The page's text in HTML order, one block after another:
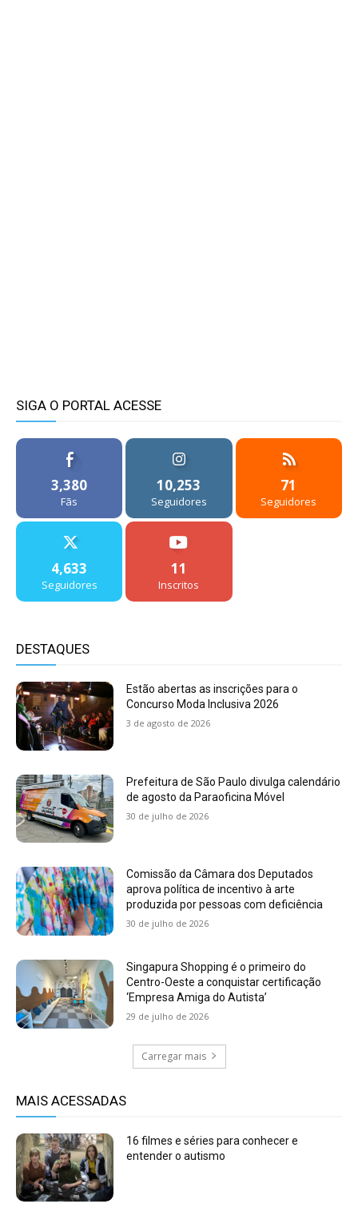
SIGA O PORTAL ACESSE
3,380
Fãs
10,253
Seguidores
71
Seguidores
4,633
Seguidores
11
Inscritos
DESTAQUES
Estão abertas as inscrições para o
Concurso Moda Inclusiva 2026
3 de agosto de 2026
Prefeitura de São Paulo divulga calendário
de agosto da Paraoficina Móvel
30 de julho de 2026
Comissão da Câmara dos Deputados
aprova política de incentivo à arte
produzida por pessoas com deficiência
30 de julho de 2026
Singapura Shopping é o primeiro do
Centro-Oeste a conquistar certificação
‘Empresa Amiga do Autista’
29 de julho de 2026
Carregar mais
MAIS ACESSADAS
16 filmes e séries para conhecer e
entender o autismo